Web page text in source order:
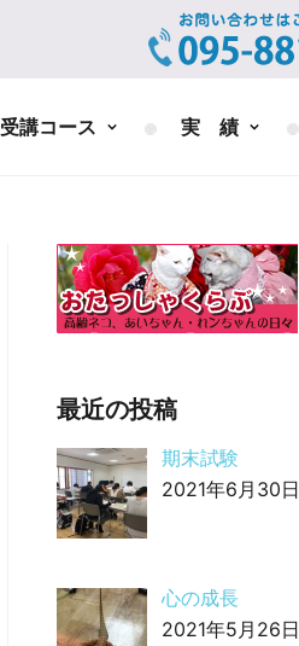
受講コース 実 績
最近の投稿
期末試験
2021年6月30日
心の成長
2021年5月26日